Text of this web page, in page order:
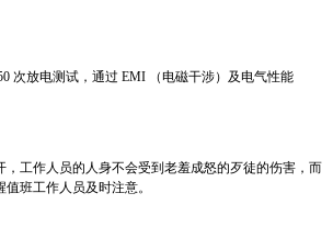
次放电测试，通过 EMI （电磁干涉）及电气性能
工作人员的人身不会受到老羞成怒的歹徒的伤害，而
班工作人员及时注意。